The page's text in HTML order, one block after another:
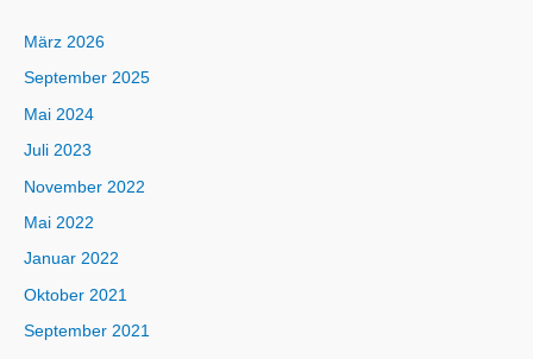
März 2026
September 2025
Mai 2024
Juli 2023
November 2022
Mai 2022
Januar 2022
Oktober 2021
September 2021